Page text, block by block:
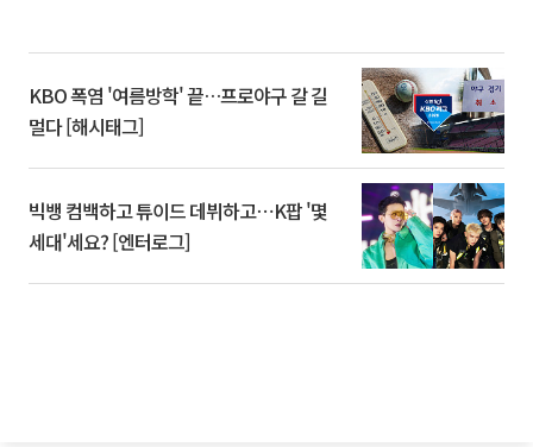
KBO 폭염 '여름방학' 끝…프로야구 갈 길
멀다 [해시태그]
빅뱅 컴백하고 튜이드 데뷔하고⋯K팝 '몇
세대'세요? [엔터로그]